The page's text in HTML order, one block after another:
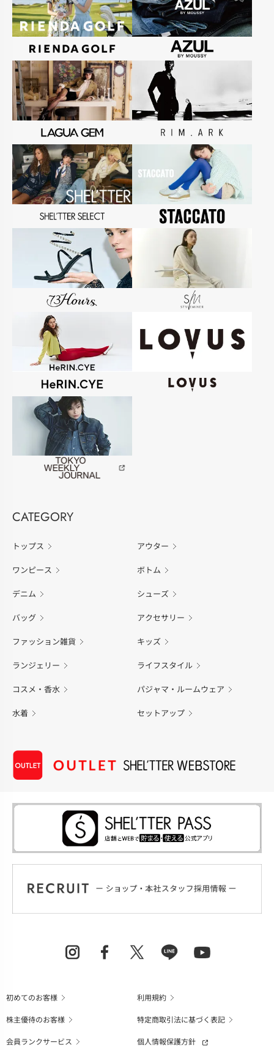
CATEGORY
トップス アウター
ワンピース ボトム
デニム シューズ
バッグ アクセサリー
ファッション雑貨 キッズ
ランジェリー ライフスタイル
コスメ・香水 パジャマ・ルームウェア
水着 セットアップ
初めてのお客様
利用規約
株主優待のお客様
特定商取引法に基づく表記
会員ランクサービス
個人情報保護方針